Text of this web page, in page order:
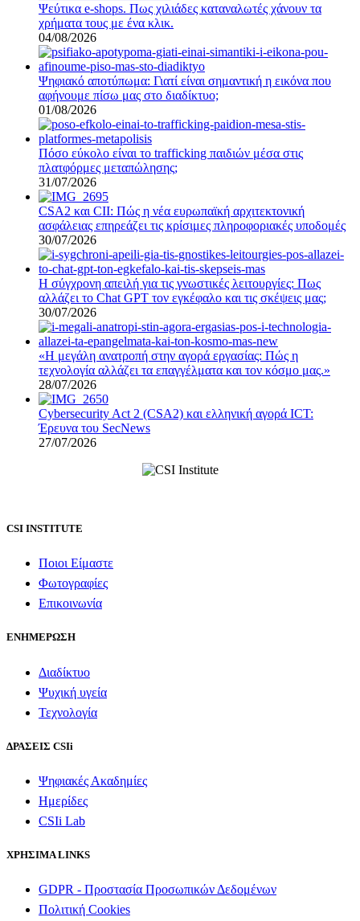
Ψεύτικα e-shops. Πως χιλιάδες καταναλωτές χάνουν τα
χρήματα τους με ένα κλικ.
04/08/2026
Ψηφιακό αποτύπωμα: Γιατί είναι σημαντική η εικόνα που
αφήνουμε πίσω μας στο διαδίκτυο;
01/08/2026
Πόσο εύκολο είναι το trafficking παιδιών μέσα στις
πλατφόρμες μεταπώλησης;
31/07/2026
CSA2 και CII: Πώς η νέα ευρωπαϊκή αρχιτεκτονική
ασφάλειας επηρεάζει τις κρίσιμες πληροφοριακές υποδομές
30/07/2026
Η σύγχρονη απειλή για τις γνωστικές λειτουργίες: Πως
αλλάζει το Chat GPT τον εγκέφαλο και τις σκέψεις μας;
30/07/2026
«Η μεγάλη ανατροπή στην αγορά εργασίας: Πώς η
τεχνολογία αλλάζει τα επαγγέλματα και τον κόσμο μας.»
28/07/2026
Cybersecurity Act 2 (CSA2) και ελληνική αγορά ICT:
Έρευνα του SecNews
27/07/2026
CSI INSTITUTE
Ποιοι Είμαστε
Φωτογραφίες
Επικοινωνία
ΕΝΗΜΕΡΩΣΗ
Διαδίκτυο
Ψυχική υγεία
Τεχνολογία
ΔΡΑΣΕΙΣ CSIi
Ψηφιακές Ακαδημίες
Ημερίδες
CSIi Lab
ΧΡΗΣΙΜΑ LINKS
GDPR - Προστασία Προσωπικών Δεδομένων
Πολιτική Cookies